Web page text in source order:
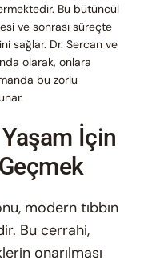
Bu bütüncül
ve sonrası süreçte
sağlar. Dr. Sercan ve
olarak, onlara
bu zorlu
İçin
modern tıbbın
Bu cerrahi,
onarılması